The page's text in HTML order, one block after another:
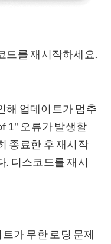
드를 재시작하세요.
해 업데이트가 멈추
1" 오류가 발생할
종료한 후 재시작
. 디스코드를 재시
가 무한 로딩 문제